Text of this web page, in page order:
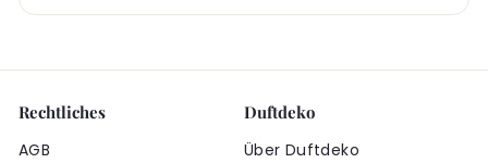
Rechtliches
AGB
Duftdeko
Über Duftdeko